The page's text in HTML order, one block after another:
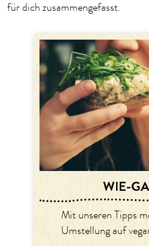
für dich zusammengefasst.
WIE-
Mit unseren Tipps
Umstellung auf